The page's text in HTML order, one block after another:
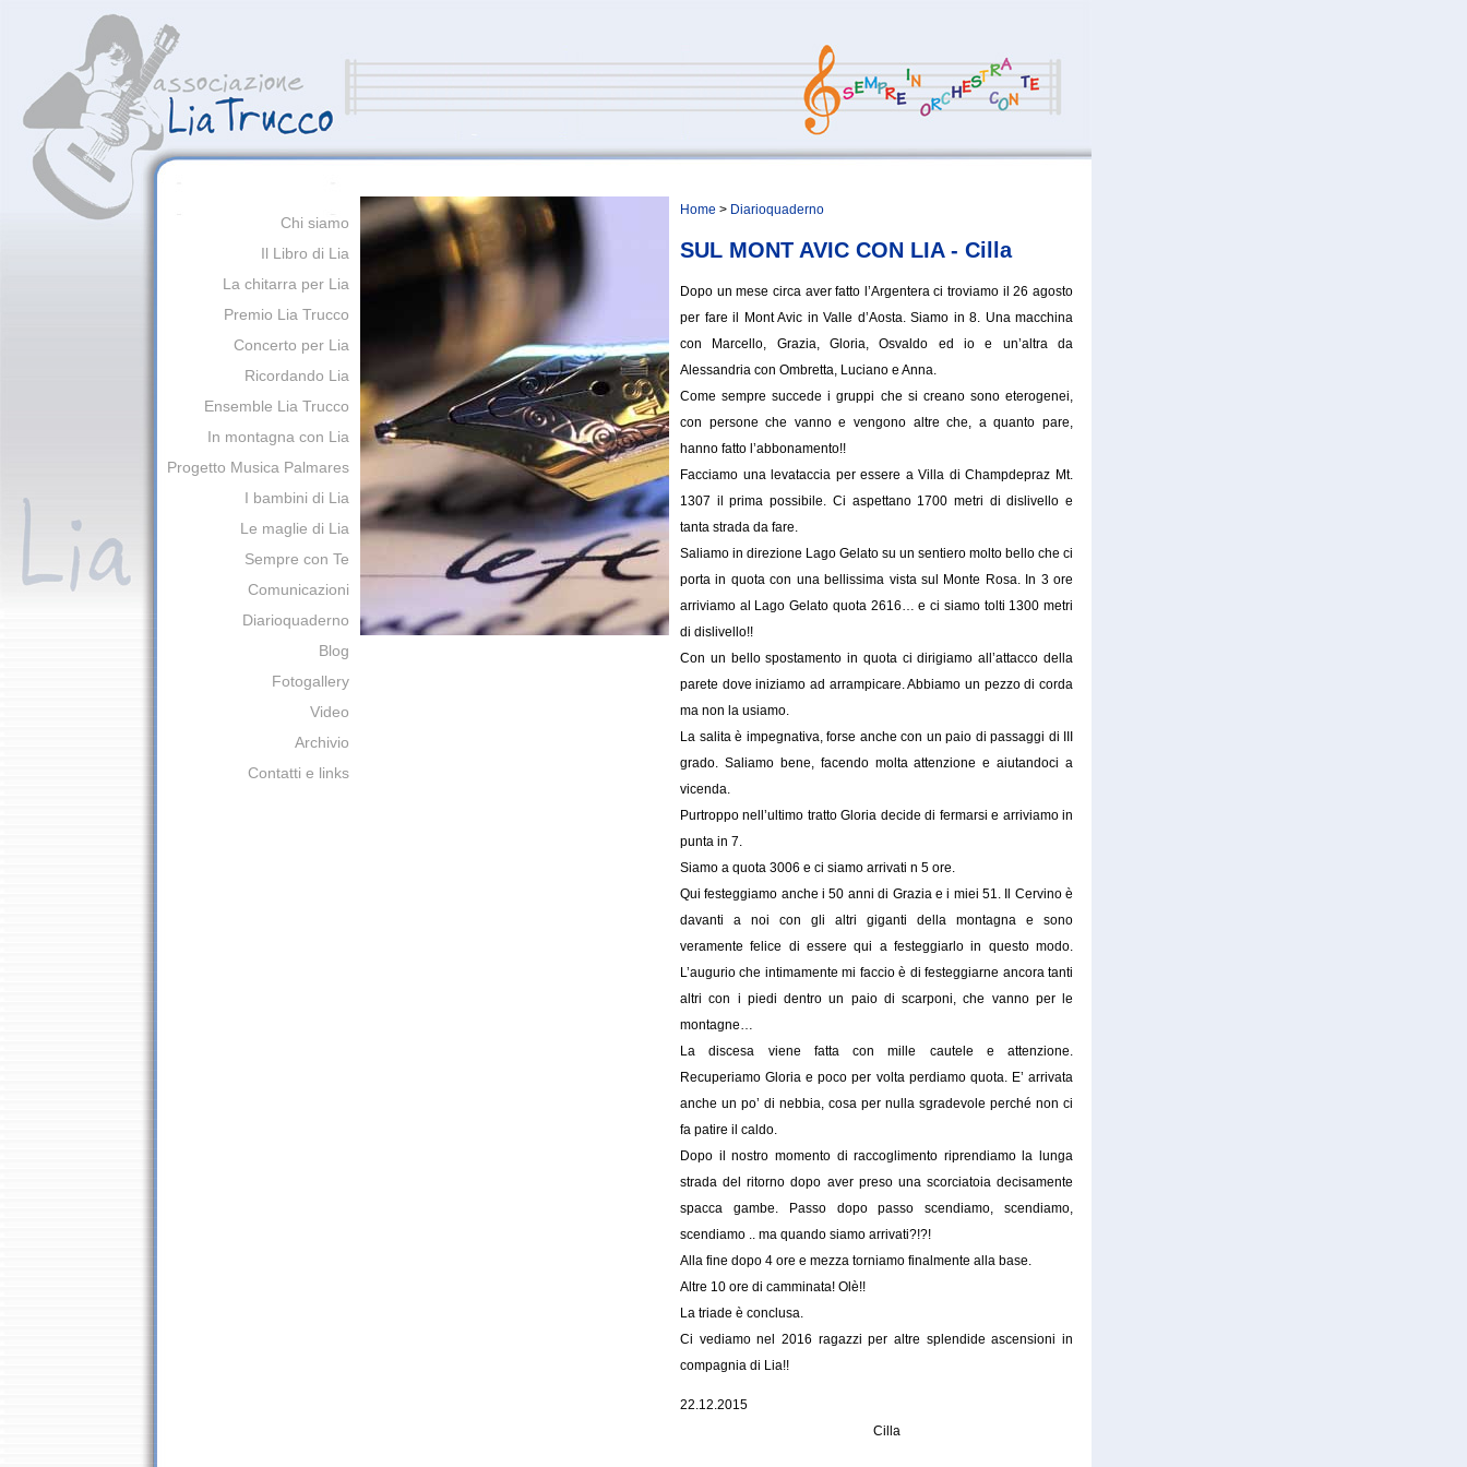
Chi siamo
Il Libro di Lia
La chitarra per Lia
Premio Lia Trucco
Concerto per Lia
Ricordando Lia
Ensemble Lia Trucco
In montagna con Lia
Progetto Musica Palmares
I bambini di Lia
Le maglie di Lia
Sempre con Te
Comunicazioni
Diarioquaderno
Blog
Fotogallery
Video
Archivio
Contatti e links
Home > Diarioquaderno
SUL MONT AVIC CON LIA - Cilla
Dopo un mese circa aver fatto l’Argentera ci troviamo il 26 agosto
per fare il Mont Avic in Valle d’Aosta. Siamo in 8. Una macchina
con Marcello, Grazia, Gloria, Osvaldo ed io e un’altra da
Alessandria con Ombretta, Luciano e Anna.
Come sempre succede i gruppi che si creano sono eterogenei,
con persone che vanno e vengono altre che, a quanto pare,
hanno fatto l’abbonamento!!
Facciamo una levataccia per essere a Villa di Champdepraz Mt.
1307 il prima possibile. Ci aspettano 1700 metri di dislivello e
tanta strada da fare.
Saliamo in direzione Lago Gelato su un sentiero molto bello che ci
porta in quota con una bellissima vista sul Monte Rosa. In 3 ore
arriviamo al Lago Gelato quota 2616… e ci siamo tolti 1300 metri
di dislivello!!
Con un bello spostamento in quota ci dirigiamo all’attacco della
parete dove iniziamo ad arrampicare. Abbiamo un pezzo di corda
ma non la usiamo.
La salita è impegnativa, forse anche con un paio di passaggi di III
grado. Saliamo bene, facendo molta attenzione e aiutandoci a
vicenda.
Purtroppo nell’ultimo tratto Gloria decide di fermarsi e arriviamo in
punta in 7.
Siamo a quota 3006 e ci siamo arrivati n 5 ore.
Qui festeggiamo anche i 50 anni di Grazia e i miei 51. Il Cervino è
davanti a noi con gli altri giganti della montagna e sono
veramente felice di essere qui a festeggiarlo in questo modo.
L’augurio che intimamente mi faccio è di festeggiarne ancora tanti
altri con i piedi dentro un paio di scarponi, che vanno per le
montagne…
La discesa viene fatta con mille cautele e attenzione.
Recuperiamo Gloria e poco per volta perdiamo quota. E’ arrivata
anche un po’ di nebbia, cosa per nulla sgradevole perché non ci
fa patire il caldo.
Dopo il nostro momento di raccoglimento riprendiamo la lunga
strada del ritorno dopo aver preso una scorciatoia decisamente
spacca gambe. Passo dopo passo scendiamo, scendiamo,
scendiamo .. ma quando siamo arrivati?!?!
Alla fine dopo 4 ore e mezza torniamo finalmente alla base.
Altre 10 ore di camminata! Olè!!
La triade è conclusa.
Ci vediamo nel 2016 ragazzi per altre splendide ascensioni in
compagnia di Lia!!
22.12.2015
Cilla